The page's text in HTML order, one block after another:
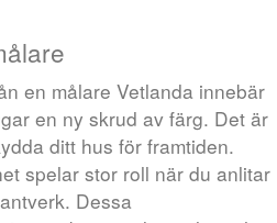
en målare Vetlanda innebär
en ny skrud av färg. Det är
ditt hus för framtiden.
spelar stor roll när du anlitar
Dessa